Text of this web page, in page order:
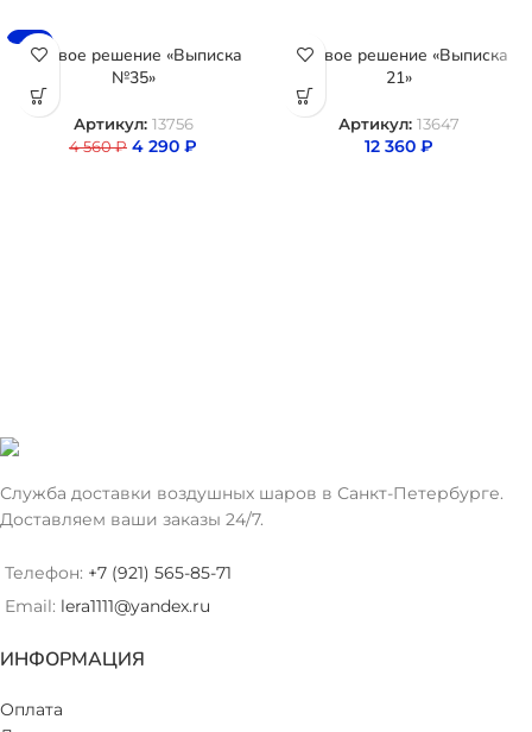
-6%
Готовое решение «Выписка
№35»
Артикул: 13756
4 560₽ 4 290 ₽
Готовое решение «Выписка
21»
Артикул: 13647
12 360 ₽
Служба доставки воздушных шаров в Санкт-Петербурге.
Доставляем ваши заказы 24/7.
Телефон: +7 (921) 565-85-71
Email: lera1111@yandex.ru
ИНФОРМАЦИЯ
Оплата